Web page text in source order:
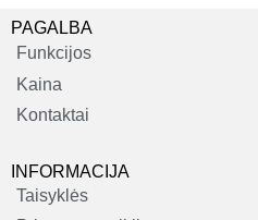
PAGALBA
Funkcijos
Kaina
Kontaktai
INFORMACIJA
Taisyklės